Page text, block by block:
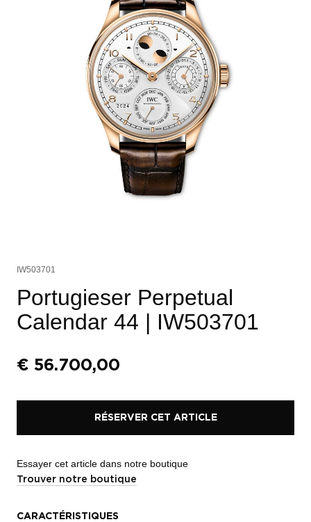
IW503701
Portugieser Perpetual
Calendar 44 | IW503701
€ 56.700,00
RÉSERVER CET ARTICLE
Essayer cet article dans notre boutique
Trouver notre boutique
CARACTÉRISTIQUES